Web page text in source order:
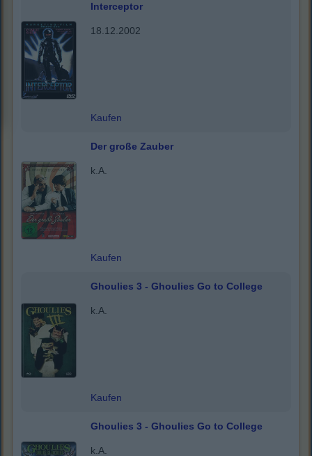
Interceptor
18.12.2002
Kaufen
Der große Zauber
k.A.
Kaufen
Ghoulies 3 - Ghoulies Go to College
k.A.
Kaufen
Ghoulies 3 - Ghoulies Go to College
k.A.